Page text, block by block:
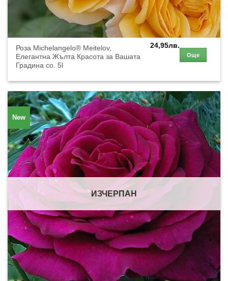
Роза Michelangelo® Meitelov,
Елегантна Жълта Красота за Вашата
Градина co. 5l
24,95лв.
Още
New
ИЗЧЕРПАН